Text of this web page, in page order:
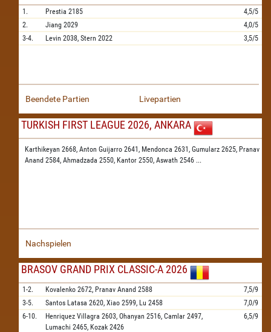
1. Prestia 2185
4,5/5
2.
Jiang 2029
4,0/5
3-4.
Levin 2038, Stern 2022 3,5/5
Beendete Partien Livepartien
TURKISH FIRST LEAGUE 2026, ANKARA
Karthikeyan 2668, Anton Guijarro 2641, Mendonca 2631, Gumularz 2625, Pranav
Anand 2584, Ahmadzada 2550, Kantor 2550, Aswath 2546 ...
Nachspielen
BRASOV GRAND PRIX CLASSIC-A 2026
1-2. Kovalenko 2672, Pranav Anand 2588
7,5/9
3-5.
Santos Latasa 2620, Xiao 2599, Lu 2458
7,0/9
6-10.
Henriquez Villagra 2603, Ohanyan 2516, Camlar 2497,
Lumachi 2465, Kozak 2426
6,5/9